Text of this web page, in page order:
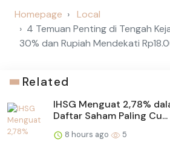
Homepage
Local
4 Temuan Penting di Tengah
30% dan Rupiah Mendekati
Related
IHSG Menguat 2,78%
Daftar Saham Paling Cu...
8 hours ago 5